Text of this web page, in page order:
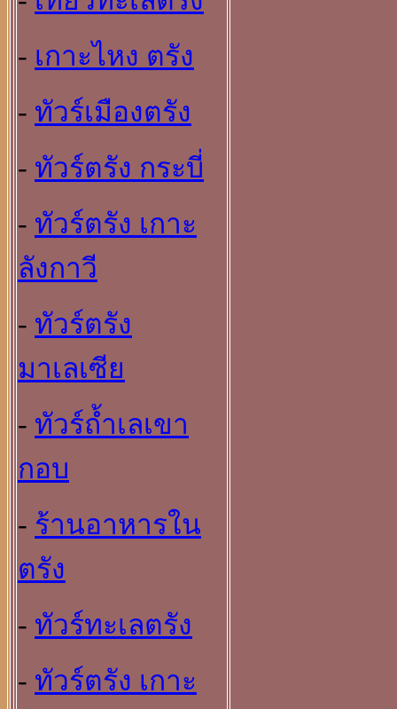
- เกาะไหง ตรัง
- ทัวร์เมืองตรัง
- ทัวร์ตรัง กระบี่
- ทัวร์ตรัง เกาะ
ลังกาวี
- ทัวร์ตรัง
มาเลเซีย
- ทัวร์ถ้ำเลเขา
กอบ
- ร้านอาหารใน
ตรัง
- ทัวร์ทะเลตรัง
- ทัวร์ตรัง เกาะ